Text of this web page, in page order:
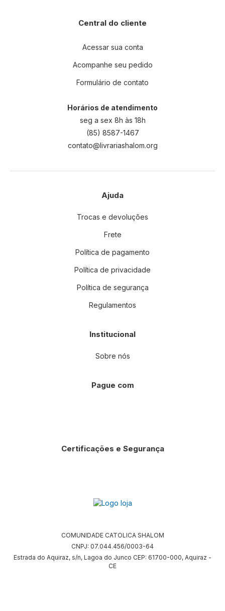
Central do cliente
Acessar sua conta
Acompanhe seu pedido
Formulário de contato
Horários de atendimento
seg a sex 8h às 18h
(85) 8587-1467
contato@livrariashalom.org
Ajuda
Trocas e devoluções
Frete
Política de pagamento
Política de privacidade
Política de segurança
Regulamentos
Institucional
Sobre nós
Pague com
Certificações e Segurança
COMUNIDADE CATOLICA SHALOM
CNPJ: 07.044.456/0003-64
Estrada do Aquiraz, s/n, Lagoa do Junco CEP: 61700-000, Aquiraz -
CE